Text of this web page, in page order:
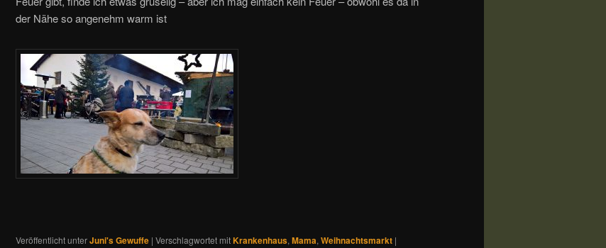
der Nähe so angenehm warm ist
Veröffentlicht unterJuni's Gewuffe | Verschlagwortet mitKrankenhaus,Mama,Weihnachtsmarkt |